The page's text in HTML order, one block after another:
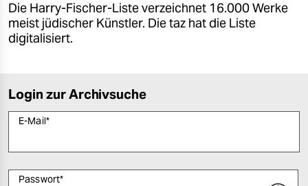
Die Harry-Fischer-Liste verzeichnet 16.000 Werke
meist jüdischer Künstler. Die taz hat die Liste
digitalisiert.
Login zur Archivsuche
E-Mail*
Passwort*